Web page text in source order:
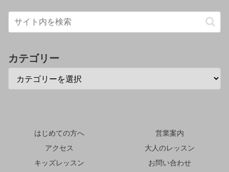
カテゴリー
はじめての方へ
営業案内
アクセス
大人のレッスン
キッズレッスン
お問い合わせ